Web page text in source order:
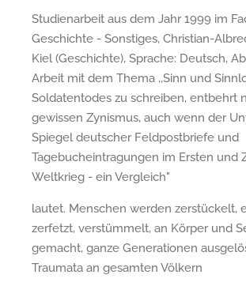
Studienarbeit aus dem Jahr 1999 im
Geschichte - Sonstiges, Christian-
Kiel (Geschichte), Sprache: Deutsch,
Arbeit mit dem Thema ,,Sinn und
Soldatentodes zu schreiben, entbehrt
gewissen Zynismus, auch wenn der
Spiegel deutscher Feldpostbriefe und
Tagebucheintragungen im Ersten und
Weltkrieg - ein Vergleich"
lautet. Menschen werden zerstückelt,
zerfetzt, verstümmelt, an Körper und
gemacht, ganze Generationen
Traumata an gesamten Völkern